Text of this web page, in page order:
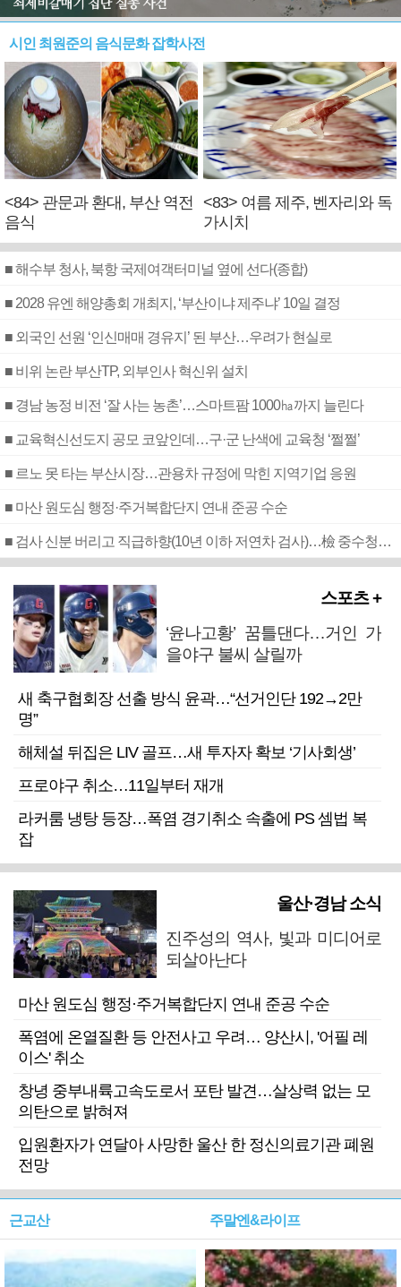
시인 최원준의 음식문화 잡학사전
<84> 관문과 환대, 부산 역전
음식
<83> 여름 제주, 벤자리와 독
가시치
■ 해수부 청사, 북항 국제여객터미널 옆에 선다(종합)
■ 2028 유엔 해양총회 개최지, ‘부산이냐 제주냐’ 10일 결정
■ 외국인 선원 ‘인신매매 경유지’ 된 부산…우려가 현실로
■ 비위 논란 부산TP, 외부인사 혁신위 설치
■ 경남 농정 비전 ‘잘 사는 농촌’…스마트팜 1000㏊까지 늘린다
■ 교육혁신선도지 공모 코앞인데…구·군 난색에 교육청 ‘쩔쩔’
■ 르노 못 타는 부산시장…관용차 규정에 막힌 지역기업 응원
■ 마산 원도심 행정·주거복합단지 연내 준공 수순
■ 검사 신분 버리고 직급하향(10년 이하 저연차 검사)…檢 중수청행 기피
스포츠 +
‘윤나고황’ 꿈틀댄다…거인 가
을야구 불씨 살릴까
새 축구협회장 선출 방식 윤곽…“선거인단 192→2만
명”
해체설 뒤집은 LIV 골프…새 투자자 확보 ‘기사회생’
프로야구 취소…11일부터 재개
라커룸 냉탕 등장…폭염 경기취소 속출에 PS 셈법 복
잡
울산·경남 소식
진주성의 역사, 빛과 미디어로
되살아난다
마산 원도심 행정·주거복합단지 연내 준공 수순
폭염에 온열질환 등 안전사고 우려… 양산시, '어필 레
이스' 취소
창녕 중부내륙고속도로서 포탄 발견…살상력 없는 모
의탄으로 밝혀져
입원환자가 연달아 사망한 울산 한 정신의료기관 폐원
전망
근교산 주말엔&라이프